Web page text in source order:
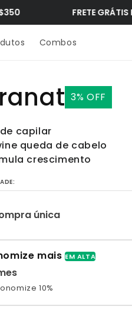
FRETE GRÁTIS PARA
Combos
3% OFF
capilar
queda de cabelo
crescimento
única
mais EM ALTA
10%